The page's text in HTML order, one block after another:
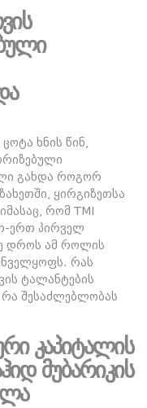
ხნის წინ,
გახდა როგორ
ყირგიზეთსა
რომ TMI
ერთ პირველ
დროს ამ როლის
რას
ტალანტების
შესაძლებლობას
კაპიტალის
მუბარიკის